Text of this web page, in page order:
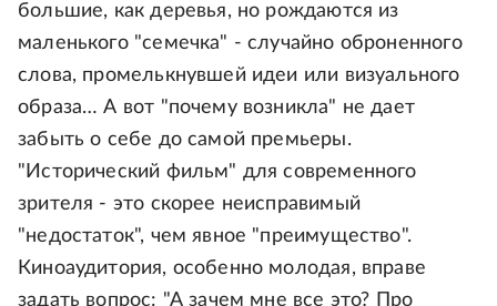
большие, как деревья, но рождаются из
маленького "семечка" - случайно оброненного
слова, промелькнувшей идеи или визуального
образа… А вот "почему возникла" не дает
забыть о себе до самой премьеры.
"Исторический фильм" для современного
зрителя - это скорее неисправимый
"недостаток", чем явное "преимущество".
Киноаудитория, особенно молодая, вправе
задать вопрос: "А зачем мне все это? Про